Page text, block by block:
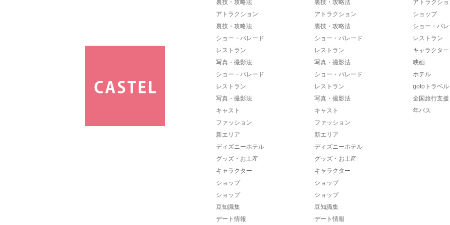
裏技・攻略法
アトラクション
裏技・攻略法
ショー・パレード
レストラン
写真・撮影法
ショー・パレード
レストラン
写真・撮影法
キャスト
ファッション
新エリア
ディズニーホテル
グッズ・お土産
キャラクター
ショップ
ショップ
豆知識集
デート情報
裏技・攻略法
アトラクション
裏技・攻略法
ショー・パレード
レストラン
写真・撮影法
ショー・パレード
レストラン
写真・撮影法
キャスト
ファッション
新エリア
ディズニーホテル
グッズ・お土産
キャラクター
ショップ
ショップ
豆知識集
デート情報
アトラクシ
ショップ
ショー・パ
レストラン
キャラクター
映画
ホテル
gotoトラベル
全国旅行支援
年パス